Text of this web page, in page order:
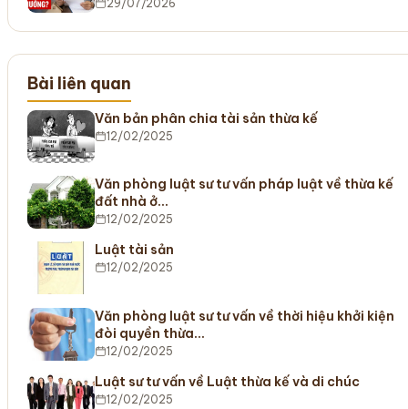
29/07/2026
Bài liên quan
Văn bản phân chia tài sản thừa kế
12/02/2025
Văn phòng luật sư tư vấn pháp luật về thừa kế
đất nhà ở…
12/02/2025
Luật tài sản
12/02/2025
Văn phòng luật sư tư vấn về thời hiệu khởi kiện
đòi quyền thừa…
12/02/2025
Luật sư tư vấn về Luật thừa kế và di chúc
12/02/2025